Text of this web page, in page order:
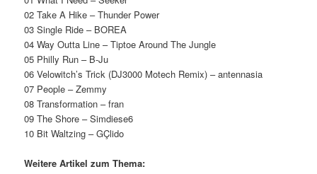
02 Take A Hike – Thunder Power
03 Single Ride – BOREA
04 Way Outta Line – Tiptoe Around The Jungle
05 Philly Run – B-Ju
06 Velowitch’s Trick (DJ3000 Motech Remix) – antennasia
07 People – Zemmy
08 Transformation – fran
09 The Shore – Simdiese6
10 Bit Waltzing – GÇlido
Weitere Artikel zum Thema: